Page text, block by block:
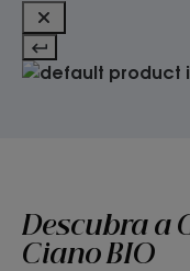
Descubra a
Ciano BIO